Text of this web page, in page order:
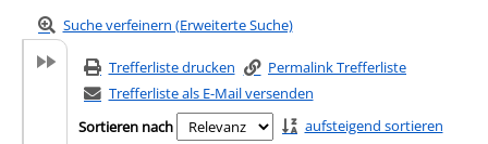
Suche verfeinern (Erweiterte Suche)
Trefferliste drucken
Permalink Trefferliste
Trefferliste als E-Mail versenden
Sortieren nach
aufsteigend sortieren